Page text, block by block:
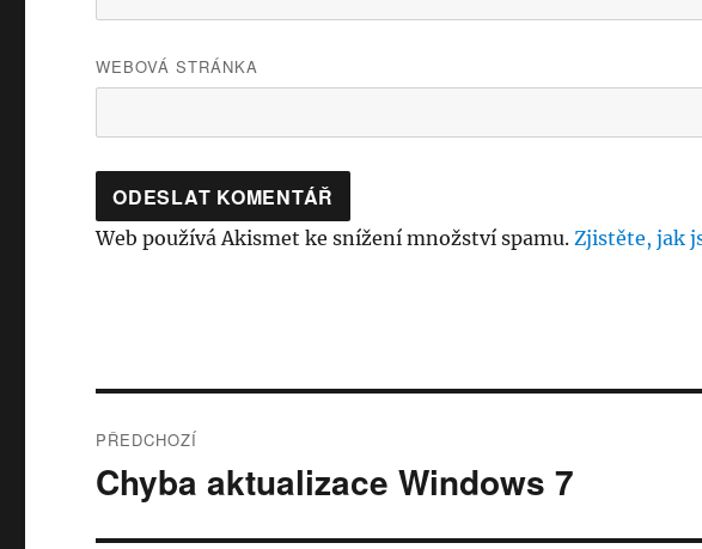
WEBOVÁ STRÁNKA
Web používá Akismet ke snížení množství spamu.Zjistěte, jak
pro
PŘEDCHOZÍ
Předchozí
příspěvek:
Chyba aktualizace Windows 7